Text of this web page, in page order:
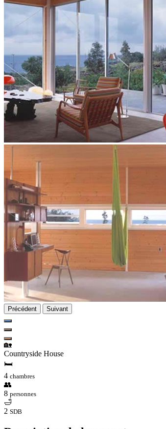
Précédent Suivant
🏡
Countryside House
🛏
4 chambres
👥
8 personnes
🛁
2 SDB